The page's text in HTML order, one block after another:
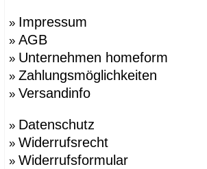
»Azumi, Shin & Tomoko
Babled, Emmanuel
»Bao-Nghi Droste
»Barnaby Gunning
Bastian Prieler
Batisse, Laurent
»BBMDS
»Berti, Enzo
Besau Marguerre , St
»Biokamine, Safretti
»Biscaro, Giorgio
» Impressum
» AGB
» Unternehmen homeform
» Zahlungsmöglichkeiten
» Versandinfo
» Datenschutz
» Widerrufsrecht
» Widerrufsformular